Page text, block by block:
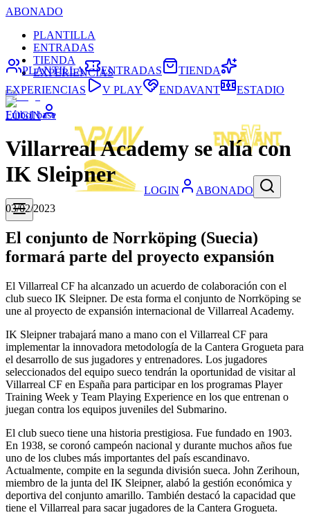
ABONADO
PLANTILLA
ENTRADAS
TIENDA
EXPERIENCIAS
LOGIN
LOGIN ABONADO
PLANTILLA ENTRADAS
TIENDA
EXPERIENCIAS
V PLAY ENDAVANT ESTADIO
Fútbol base
Villarreal Academy se alía con
IK Sleipner
03/02/2023
El conjunto de Norrköping (Suecia)
formará parte del proyecto expansión
El Villarreal CF ha alcanzado un acuerdo de colaboración con el
club sueco IK Sleipner. De esta forma el conjunto de Norrköping se
une al proyecto de expansión internacional de Villarreal Academy.
IK Sleipner trabajará mano a mano con el Villarreal CF para
implementar la innovadora metodología de la Cantera Grogueta para
el desarrollo de sus jugadores y entrenadores. Los jugadores
seleccionados del equipo sueco tendrán la oportunidad de visitar al
Villarreal CF en España para participar en los programas Player
Training Week y Team Playing Experience en los que entrenan o
juegan contra los equipos juveniles del Submarino.
El club sueco tiene una historia prestigiosa. Fue fundado en 1903.
En 1938, se coronó campeón nacional y durante muchos años fue
uno de los clubes más importantes del país escandinavo.
Actualmente, compite en la segunda división sueca. John Zerihoun,
miembro de la junta del IK Sleipner, alabó la gestión económica y
deportiva del conjunto amarillo. También destacó la capacidad que
tiene el Villarreal para sacar jugadores de la Cantera Grogueta.